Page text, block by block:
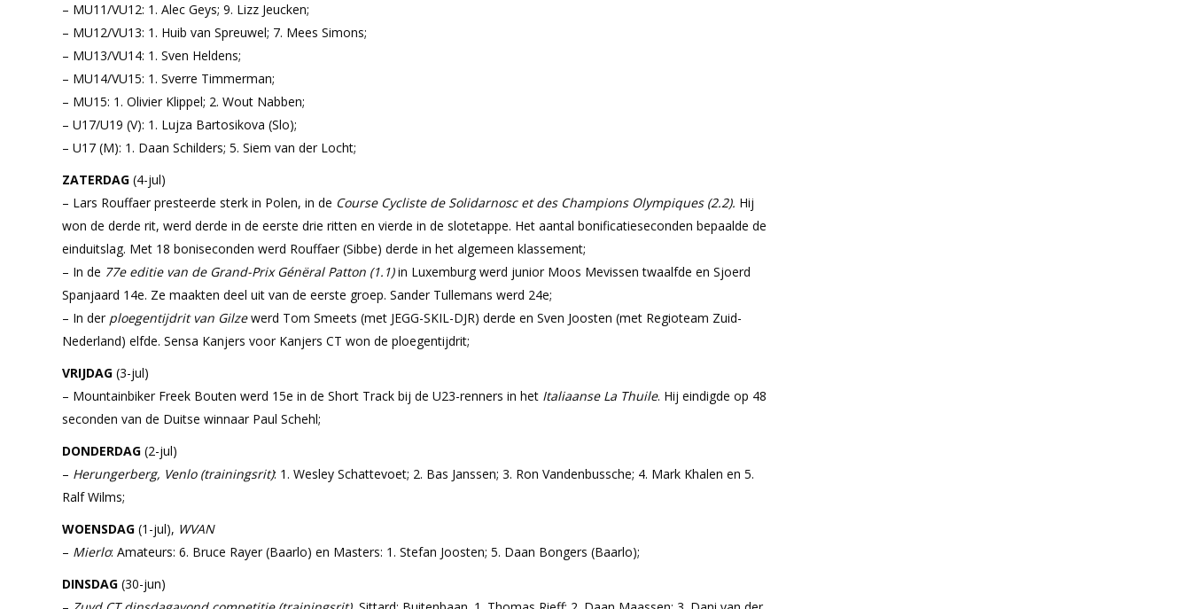
– MU11/VU12: 1. Alec Geys; 9. Lizz Jeucken;
– MU12/VU13: 1. Huib van Spreuwel; 7. Mees Simons;
– MU13/VU14: 1. Sven Heldens;
– MU14/VU15: 1. Sverre Timmerman;
– MU15: 1. Olivier Klippel; 2. Wout Nabben;
– U17/U19 (V): 1. Lujza Bartosikova (Slo);
– U17 (M): 1. Daan Schilders; 5. Siem van der Locht;
ZATERDAG (4-jul)
– Lars Rouffaer presteerde sterk in Polen, in de Course Cycliste de Solidarnosc et des Champions Olympiques (2.2). Hij
won de derde rit, werd derde in de eerste drie ritten en vierde in de slotetappe. Het aantal bonificatieseconden bepaalde de
einduitslag. Met 18 boniseconden werd Rouffaer (Sibbe) derde in het algemeen klassement;
– In de 77e editie van de Grand-Prix Génëral Patton (1.1)in Luxemburg werd junior Moos Mevissen twaalfde en Sjoerd
Spanjaard 14e. Ze maakten deel uit van de eerste groep. Sander Tullemans werd 24e;
– In der ploegentijdrit van Gilzewerd Tom Smeets (met JEGG-SKIL-DJR) derde en Sven Joosten (met Regioteam Zuid-
Nederland) elfde. Sensa Kanjers voor Kanjers CT won de ploegentijdrit;
VRIJDAG (3-jul)
– Mountainbiker Freek Bouten werd 15e in de Short Track bij de U23-renners in het Italiaanse La Thuile. Hij eindigde op 48
seconden van de Duitse winnaar Paul Schehl;
DONDERDAG (2-jul)
– Herungerberg, Venlo (trainingsrit): 1. Wesley Schattevoet; 2. Bas Janssen; 3. Ron Vandenbussche; 4. Mark Khalen en 5.
Ralf Wilms;
WOENSDAG (1-jul), WVAN
– Mierlo: Amateurs: 6. Bruce Rayer (Baarlo) en Masters: 1. Stefan Joosten; 5. Daan Bongers (Baarlo);
DINSDAG (30-jun)